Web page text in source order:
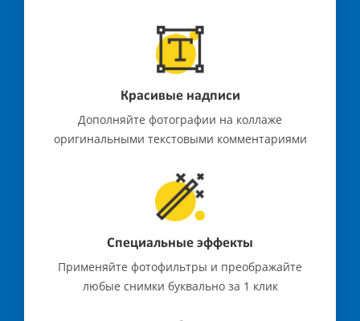
Красивые надписи
Дополняйте фотографии на коллаже
оригинальными текстовыми комментариями
Специальные эффекты
Применяйте фотофильтры и преображайте
любые снимки буквально за 1 клик